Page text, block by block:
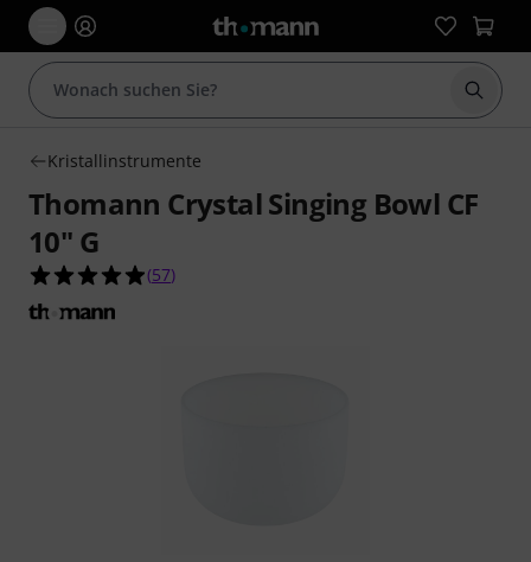
Suche
Kristallinstrumente
Thomann Crystal Singing Bowl CF
10" G
4.9 von 5 Sternen aus 57 Kundenbewertungen
(57)